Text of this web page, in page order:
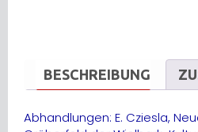
BESCHREIBUNG
Abhandlungen: E. Cziesla,